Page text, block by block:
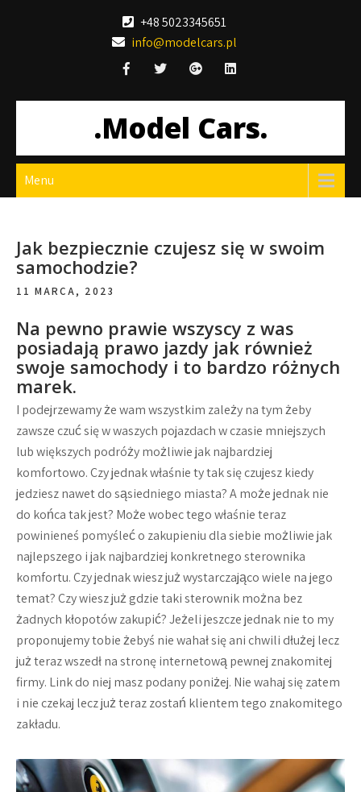
+48 5023345651
info@modelcars.pl
.Model Cars.
Menu
Jak bezpiecznie czujesz się w swoim
samochodzie?
11 MARCA, 2023
Na pewno prawie wszyscy z was
posiadają prawo jazdy jak również
swoje samochody i to bardzo różnych
marek.
I podejrzewamy że wam wszystkim zależy na tym żeby
zawsze czuć się w waszych pojazdach w czasie mniejszych
lub większych podróży możliwie jak najbardziej
komfortowo. Czy jednak właśnie ty tak się czujesz kiedy
jedziesz nawet do sąsiedniego miasta? A może jednak nie
do końca tak jest? Może wobec tego właśnie teraz
powinieneś pomyśleć o zakupieniu dla siebie możliwie jak
najlepszego i jak najbardziej konkretnego sterownika
komfortu. Czy jednak wiesz już wystarczająco wiele na jego
temat? Czy wiesz już gdzie taki sterownik można bez
żadnych kłopotów zakupić? Jeżeli jeszcze jednak nie to my
proponujemy tobie żebyś nie wahał się ani chwili dłużej lecz
już teraz wszedł na stronę internetową pewnej znakomitej
firmy. Link do niej masz podany poniżej. Nie wahaj się zatem
i nie czekaj lecz już teraz zostań klientem tego znakomitego
zakładu.